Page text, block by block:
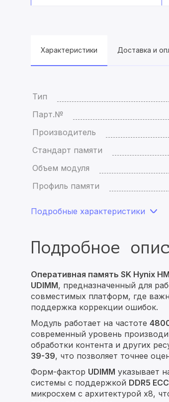
Характеристики Доставка и
Тип
Парт.№
Производитель
Стандарт памяти
Объем модуля
Профиль памяти
Подробные характеристики
Подробное
Оперативная память SK Hynix
UDIMM, предназначенный для
совместимых платформ, где
поддержка коррекции ошибок.
Модуль работает на частоте
современный уровень
обработки контента и других
39-39, что позволяет точнее
Форм-фактор UDIMM указывает
системы с поддержкой DDR5
микросхем с архитектурой x8,